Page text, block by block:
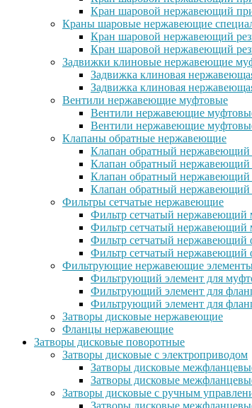
Кран шаровой нержавеющий
Краны шаровые нержавеющие
Кран шаровой нержавеющий
Кран шаровой нержавеющий
Задвижки клиновые нержавеющие
Задвижка клиновая
Задвижка клиновая
Вентили нержавеющие муфтовые
Вентили нержавеющие
Вентили нержавеющие
Клапаны обратные нержавеющие
Клапан обратный
Клапан обратный нержавеющий
Клапан обратный
Клапан обратный
Фильтры сетчатые нержавеющие
Фильтр сетчатый
Фильтр сетчатый
Фильтр сетчатый нержавеющий
Фильтр сетчатый
Фильтрующие нержавеющие
Фильтрующий элемент для
Фильтрующий элемент для
Фильтрующий элемент для
Затворы дисковые нержавеющие
Фланцы нержавеющие
Затворы дисковые поворотные
Затворы дисковые с электроприводом
Затворы дисковые
Затворы дисковые
Затворы дисковые с ручным
Затворы дисковые